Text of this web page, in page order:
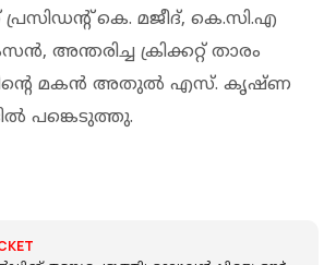
കെ. മജീദ്, കെ.സി.എ
അന്തരിച്ച ക്രിക്കറ്റ് താരം
മകൻ അതുൽ എസ്. കൃഷ്ണ
പങ്കെടുത്തു.